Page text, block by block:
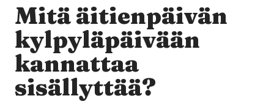
Mitä äitienpäivän
kylpyläpäivään
kannattaa
sisällyttää?